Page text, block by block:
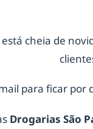
está cheia de
para ficar por
Drogarias São